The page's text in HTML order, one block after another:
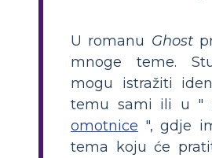
U romanu Ghost
mnoge teme.
mogu istražiti
temu sami ili u "
omotnice ", gdje
tema koju će